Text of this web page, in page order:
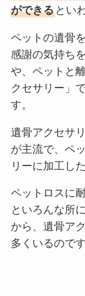
ができるとい
ペットの遺骨
感謝の気持ち
や、ペットと
クセサリー」
す。
遺骨アクセサ
が主流で、ペ
リーに加工し
ペットロスに
といろんな所
から、遺骨ア
多くいるのです